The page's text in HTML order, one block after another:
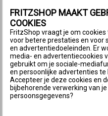
push-service-e-mail
aanwijzingen in de e-
ontvangen, dan zijn óf
onjuist ingevoerd óf
internetverbinding.
Belangrijk:Mogelijk
reclame (spam)
FRITZSHOP MAAKT
COOKIES
FritzShop vraagt je om
voor betere prestaties en voor
en advertentiedoeleinden. Er
media- en advertentiecookies
gebruikt om je sociale-
en persoonlijke advertenties te
Accepteer je deze cookies en
bijbehorende verwerking van je
persoonsgegevens?